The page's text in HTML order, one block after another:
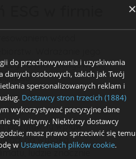
w firmie
Wdrażanie jego
czysto marketingowych,
pozytywny wpływ
na wysoką
ludzie znacznie
×
do przechowywania i uzyskiwania
osobowych, takich jak Twój
spersonalizowanych reklam i
Dostawcy stron trzecich (1884)
wykorzystywać precyzyjne dane
tej witryny. Niektórzy dostawcy
masz prawo sprzeciwić się temu
w Ustawieniach plików cookie.